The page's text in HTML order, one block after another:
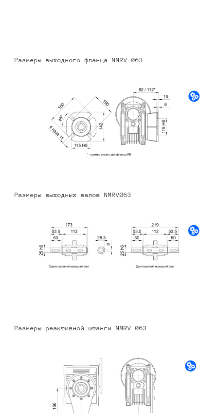
Размеры выходного фланца NMRV 063
Размеры выходных валов NMRV063
Размеры реактивной штанги NMRV 063